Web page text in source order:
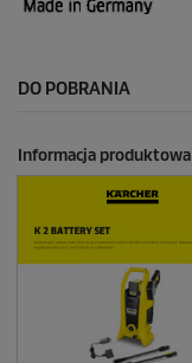
DO POBRANIA
Informacja produktowa